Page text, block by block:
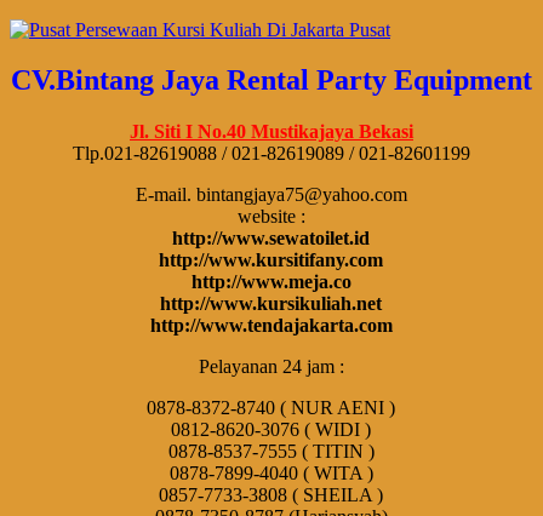
CV.Bintang Jaya Rental Party Equipment
Jl. Siti I No.40 Mustikajaya Bekasi
Tlp.021-82619088 / 021-82619089 / 021-82601199
E-mail. bintangjaya75@yahoo.com
website :
http://www.sewatoilet.id
http://www.kursitifany.com
http://www.meja.co
http://www.kursikuliah.net
http://www.tendajakarta.com
Pelayanan 24 jam :
0878-8372-8740 ( NUR AENI )
0812-8620-3076 ( WIDI )
0878-8537-7555 ( TITIN )
0878-7899-4040 ( WITA )
0857-7733-3808 ( SHEILA )